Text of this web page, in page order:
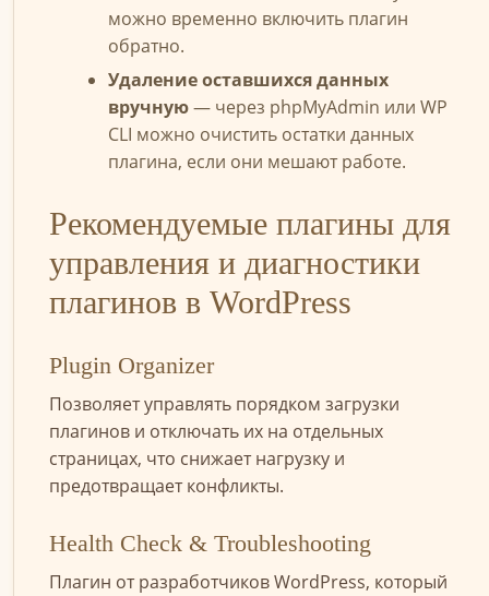
можно временно включить плагин
обратно.
Удаление оставшихся данных
вручную— через phpMyAdmin или WP
CLI можно очистить остатки данных
плагина, если они мешают работе.
Рекомендуемые плагины для
управления и диагностики
плагинов в WordPress
Plugin Organizer
Позволяет управлять порядком загрузки
плагинов и отключать их на отдельных
страницах, что снижает нагрузку и
предотвращает конфликты.
Health Check & Troubleshooting
Плагин от разработчиков WordPress, который